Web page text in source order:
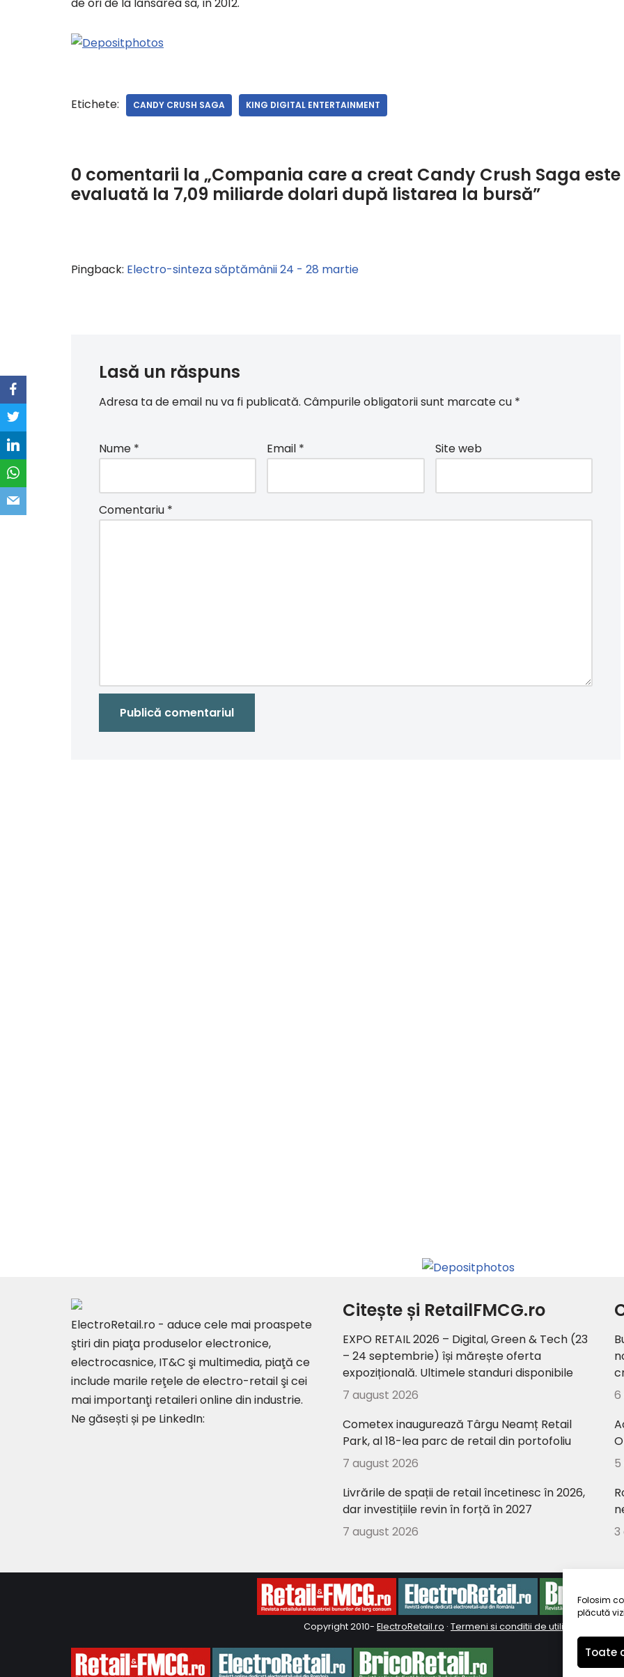
Folosim
plăcută
Toate
Etichete: CANDY CRUSH SAGA KING DIGITAL ENTERTAINMENT
0 comentarii la „Compania care a creat Candy Crush Saga este
evaluată la 7,09 miliarde dolari după listarea la bursă”
Pingback: Electro-sinteza săptămânii 24 - 28 martie
Lasă un răspuns
Adresa ta de email nu va fi publicată. Câmpurile obligatorii sunt marcate cu *
Nume * Email * Site web
Comentariu *
ElectroRetail.ro - aduce cele mai proaspete
ştiri din piaţa produselor electronice,
electrocasnice, IT&C şi multimedia, piaţă ce
include marile reţele de electro-retail şi cei
mai importanţi retaileri online din industrie.
Ne găsești și pe LinkedIn:
Citește și RetailFMCG.ro
EXPO RETAIL 2026 – Digital, Green & Tech (23
– 24 septembrie) își mărește oferta
expozițională. Ultimele standuri disponibile
7 august 2026
Cometex inaugurează Târgu Neamț Retail
Park, al 18-lea parc de retail din portofoliu
7 august 2026
Livrările de spații de retail încetinesc în 2026,
dar investițiile revin în forță în 2027
7 august 2026
6
3
Copyright 2010- ElectroRetail.ro · Termeni si conditii de utilizare a site-ului